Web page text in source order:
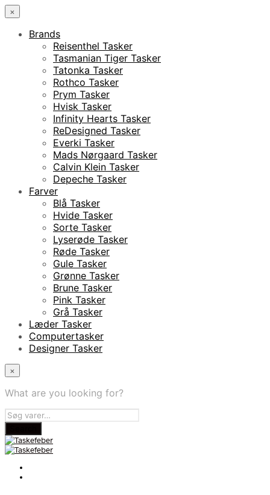
×
Brands
Reisenthel Tasker
Tasmanian Tiger Tasker
Tatonka Tasker
Rothco Tasker
Prym Tasker
Hvisk Tasker
Infinity Hearts Tasker
ReDesigned Tasker
Everki Tasker
Mads Nørgaard Tasker
Calvin Klein Tasker
Depeche Tasker
Farver
Blå Tasker
Hvide Tasker
Sorte Tasker
Lyserøde Tasker
Røde Tasker
Gule Tasker
Grønne Tasker
Brune Tasker
Pink Tasker
Grå Tasker
Læder Tasker
Computertasker
Designer Tasker
×
What are you looking for?